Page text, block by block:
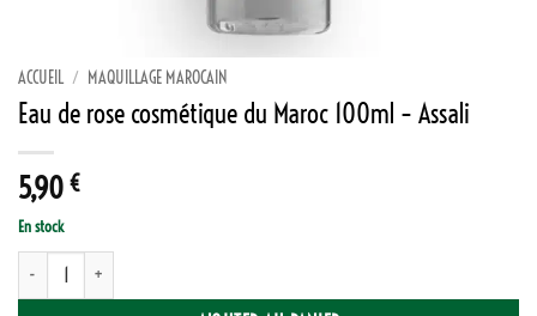
ACCUEIL / MAQUILLAGE MAROCAIN
Eau de rose cosmétique du Maroc 100ml – Assali
5,90 €
En stock
quantité de Eau de rose cosmétique du Maroc 100ml – Assali